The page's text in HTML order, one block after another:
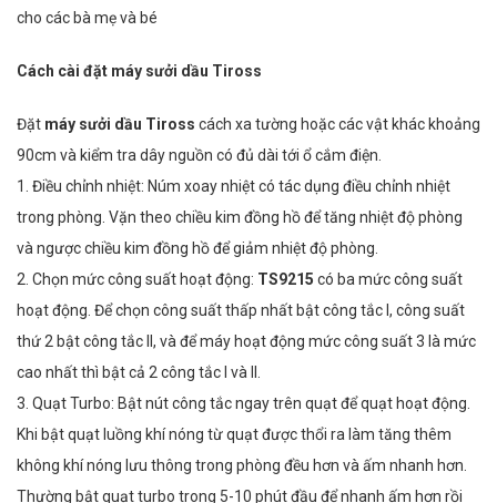
cho các bà mẹ và bé
Cách cài đặt máy sưởi dầu Tiross
Đặt máy sưởi dầu Tiross cách xa tường hoặc các vật khác khoảng
90cm và kiểm tra dây nguồn có đủ dài tới ổ cắm điện.
1. Điều chỉnh nhiệt: Núm xoay nhiệt có tác dụng điều chỉnh nhiệt
trong phòng. Vặn theo chiều kim đồng hồ để tăng nhiệt độ phòng
và ngược chiều kim đồng hồ để giảm nhiệt độ phòng.
2. Chọn mức công suất hoạt động: TS9215 có ba mức công suất
hoạt động. Để chọn công suất thấp nhất bật công tắc I, công suất
thứ 2 bật công tắc II, và để máy hoạt động mức công suất 3 là mức
cao nhất thì bật cả 2 công tắc I và II.
3. Quạt Turbo: Bật nút công tắc ngay trên quạt để quạt hoạt động.
Khi bật quạt luồng khí nóng từ quạt được thổi ra làm tăng thêm
không khí nóng lưu thông trong phòng đều hơn và ấm nhanh hơn.
Thường bật quạt turbo trong 5-10 phút đầu để nhanh ấm hơn rồi